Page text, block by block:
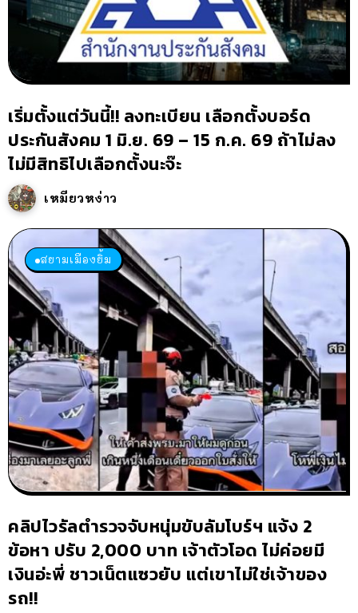
เริ่มตั้งแต่วันนี้!! ลงทะเบียน เลือกตั้งบอร์ด
ประกันสังคม 1 มิ.ย. 69 – 15 ก.ค. 69 ถ้าไม่ลง
ไม่มีสิทธิไปเลือกตั้งนะจ๊ะ
เหมียวหง่าว
สยามเมืองยิ้ม
คลิปไวรัลตำรวจจับหนุ่มขับลัมโบร์ฯ แจ้ง 2
ข้อหา ปรับ 2,000 บาท เจ้าตัวโอด ไม่ค่อยมี
เงินอ่ะพี่ ชาวเน็ตแซวยับ แต่เขาไม่ใช่เจ้าของ
รถ!!